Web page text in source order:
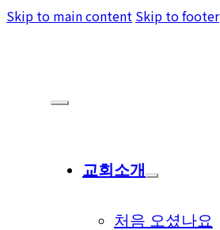
Skip to main content Skip to footer
교회소개
처음 오셨나요